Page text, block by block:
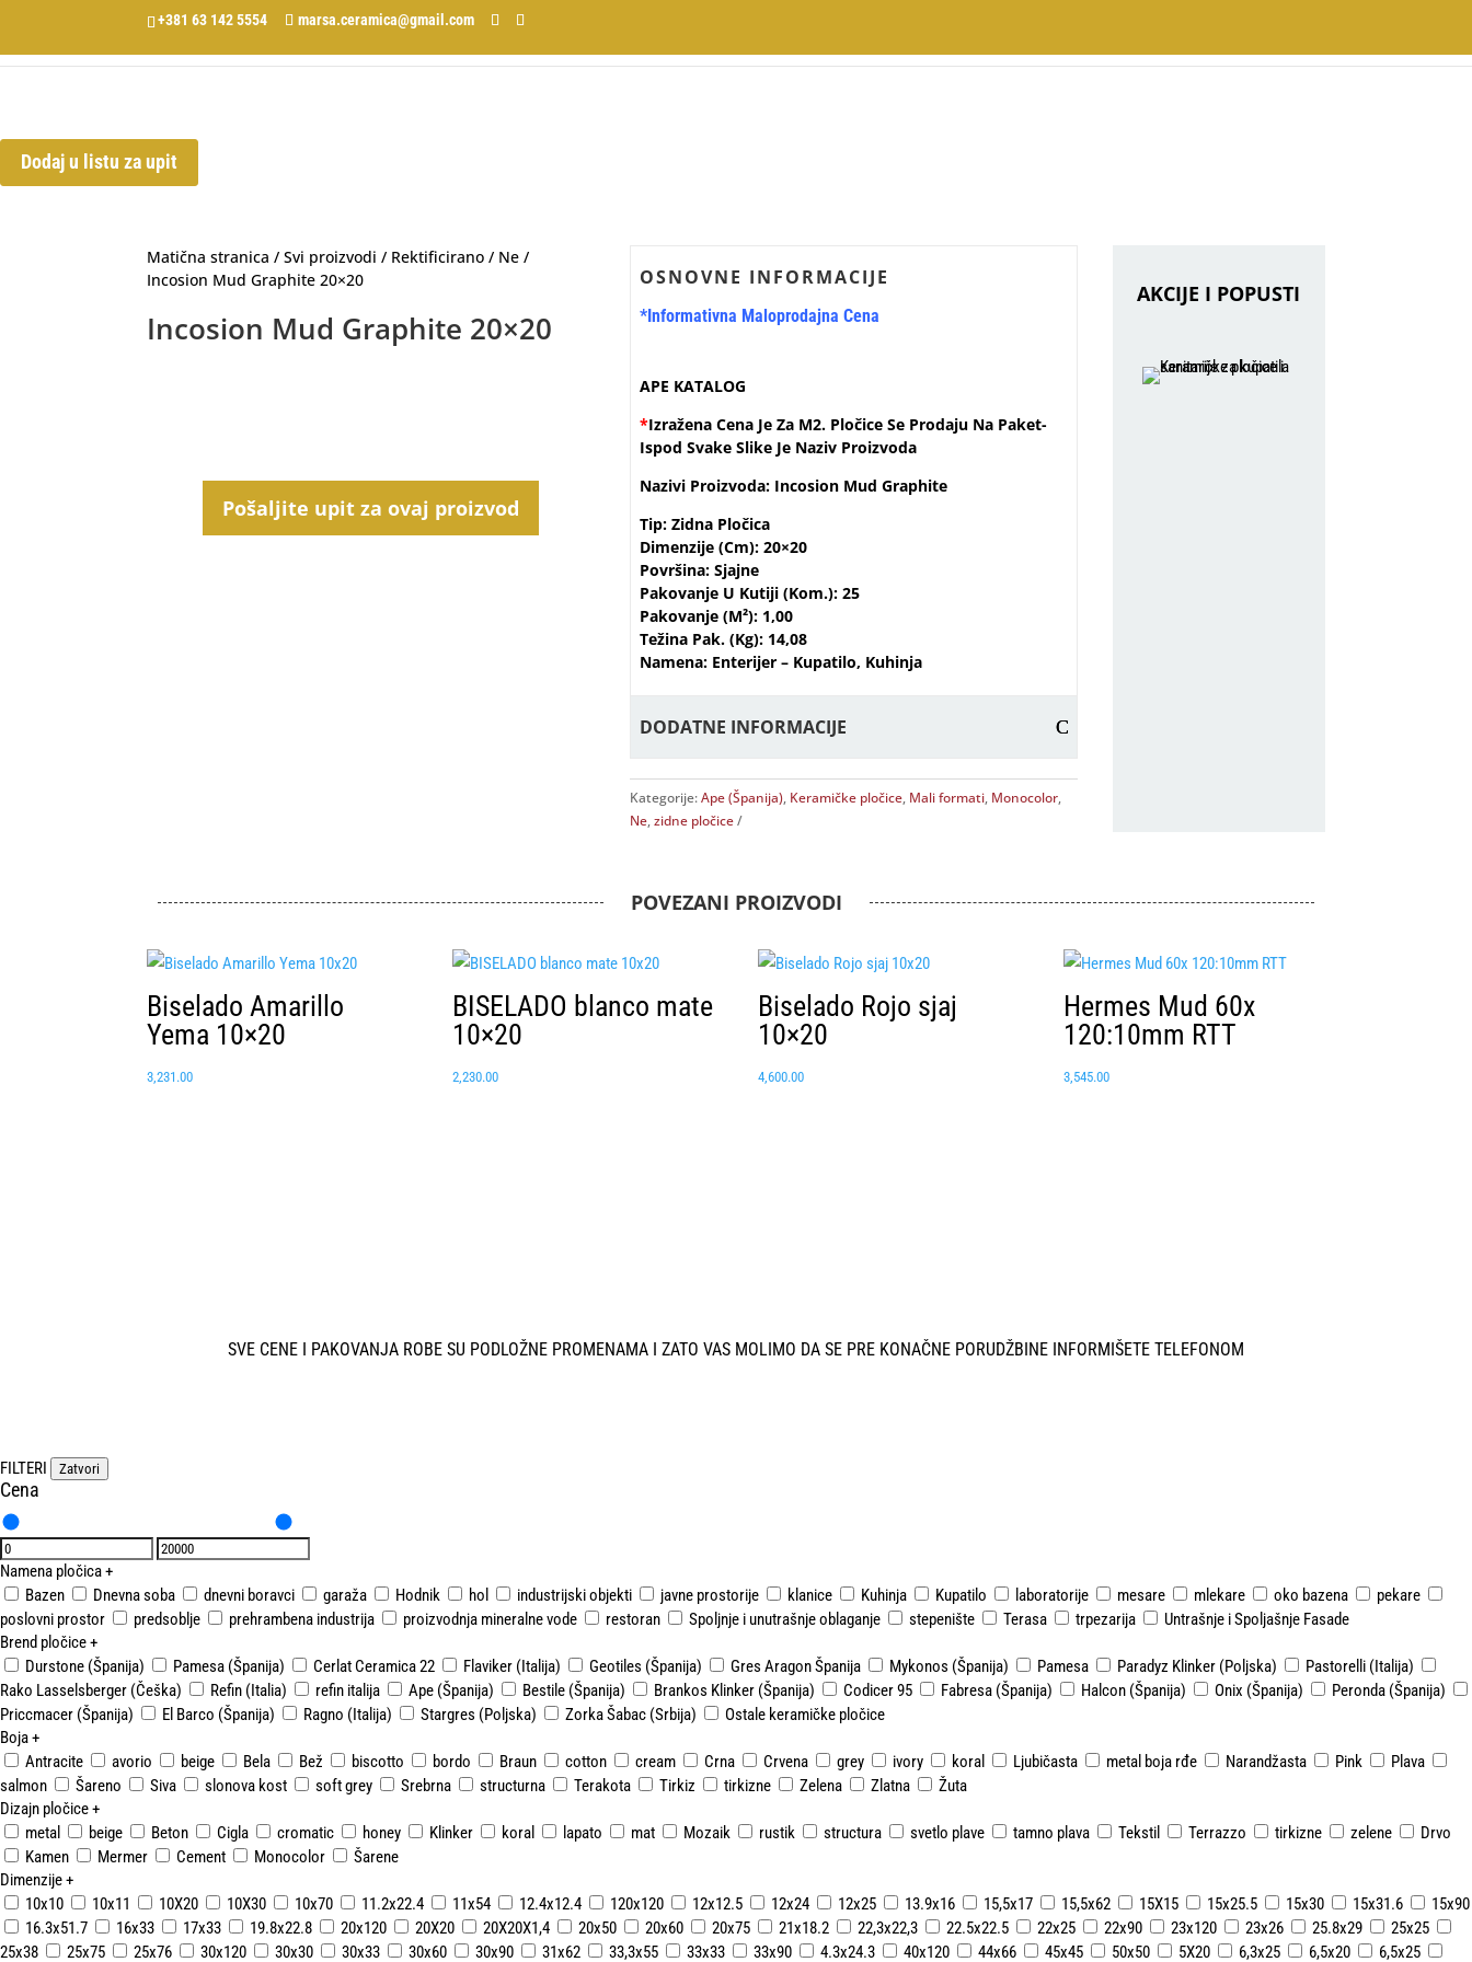
+381 63 142 5554 marsa.ceramica@gmail.com
Dodaj u listu za upit
Matična stranica /Svi proizvodi / Rektificirano / Ne /
Incosion Mud Graphite 20×20
Incosion Mud Graphite 20×20
Pošaljite upit za ovaj proizvod
OSNOVNE INFORMACIJE
*Informativna Maloprodajna Cena
APE KATALOG
*Izražena Cena Je Za M2. Pločice Se Prodaju Na Paket-
Ispod Svake Slike Je Naziv Proizvoda
Nazivi Proizvoda: Incosion Mud Graphite
Tip: Zidna Pločica
Dimenzije (cm): 20×20
Površina: Sjajne
Pakovanje U Kutiji (kom.): 25
Pakovanje (m²): 1,00
Težina Pak. (kg): 14,08
Namena: Enterijer – Kupatilo, Kuhinja
DODATNE INFORMACIJE
Kategorije:Ape (Španija), Keramičke pločice, Mali formati, Monocolor,
Ne,zidne pločice
AKCIJE I POPUSTI
POVEZANI PROIZVODI
Biselado Amarillo
Yema 10×20
3,231.00
BISELADO blanco mate
10×20
2,230.00
Biselado Rojo sjaj
10×20
4,600.00
Hermes Mud 60x
120:10mm RTT
3,545.00
SVE CENE I PAKOVANJA ROBE SU PODLOŽNE PROMENAMA I ZATO VAS MOLIMO DA SE PRE KONAČNE PORUDŽBINE INFORMIŠETE TELEFONOM
FILTERI Zatvori
Cena
Namena pločica+
Bazen
Dnevna soba dnevni boravci garaža Hodnik hol industrijski objekti javne prostorije klanice Kuhinja Kupatilo laboratorije mesare mlekare oko bazena
pekare
poslovni prostor
predsoblje prehrambena industrija proizvodnja mineralne vode restoran Spoljnje i unutrašnje oblaganje stepenište Terasa trpezarija
Untrašnje i Spoljašnje Fasade
Brend pločice+
Durstone (Španija)
Pamesa (Španija) Cerlat Ceramica 22 Flaviker (Italija) Geotiles (Španija) Gres Aragon Španija Mykonos (Španija) Pamesa Paradyz Klinker (Poljska)
Pastorelli (Italija)
Rako Lasselsberger (Češka)
Refin (Italia) refin italija Ape (Španija) Bestile (Španija) Brankos Klinker (Španija) Codicer 95 Fabresa (Španija) Halcon (Španija) Onix (Španija)
Peronda (Španija)
Priccmacer (Španija)
El Barco (Španija) Ragno (Italija) Stargres (Poljska) Zorka Šabac (Srbija)
Ostale keramičke pločice
Boja+
Antracite
avorio beige Bela Bež biscotto bordo Braun cotton cream Crna Crvena grey ivory koral Ljubičasta metal boja rđe Narandžasta Pink
Plava
salmon
Šareno Siva slonova kost soft grey Srebrna structurna Terakota Tirkiz tirkizne Zelena Zlatna
Žuta
Dizajn pločice+
metal
beige Beton Cigla cromatic honey Klinker koral lapato mat Mozaik rustik structura svetlo plave tamno plava Tekstil Terrazzo tirkizne zelene
Drvo
Kamen
Mermer Cement Monocolor
Šarene
Dimenzije+
10x10
10x11 10X20 10X30 10x70 11.2x22.4 11x54 12.4x12.4 120x120 12x12.5 12x24 12x25 13.9x16 15,5x17 15,5x62 15X15 15x25.5 15x30 15x31.6
15x90
16.3x51.7
16x33 17x33 19.8x22.8 20x120 20X20 20X20X1,4 20x50 20x60 20x75 21x18.2 22,3x22,3 22.5x22.5 22x25 22x90 23x120 23x26 25.8x29
25x25
25x38
25x75 25x76 30x120 30x30 30x33 30x60 30x90 31x62 33,3x55 33x33 33x90 4.3x24.3 40x120 44x66 45x45 50x50 5X20 6,3x25 6,5x20 6,5x25